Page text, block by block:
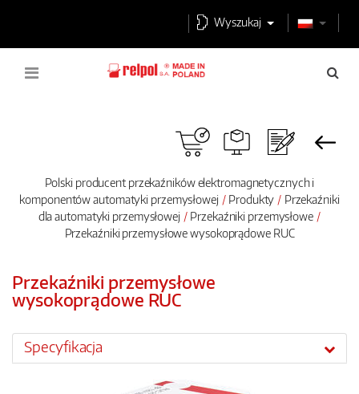
Wyszukaj
Polski producent przekaźników elektromagnetycznych i
komponentów automatyki przemysłowej
Produkty
Przekaźniki
dla automatyki przemysłowej
Przekaźniki przemysłowe
Przekaźniki przemysłowe wysokoprądowe RUC
Przekaźniki przemysłowe
wysokoprądowe RUC
Specyfikacja